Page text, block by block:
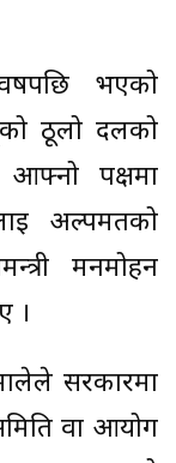
भएको
ठूलो दलको
पक्षमा
अल्पमतको
मनमोहन
।
सरकारमा
वा आयोग